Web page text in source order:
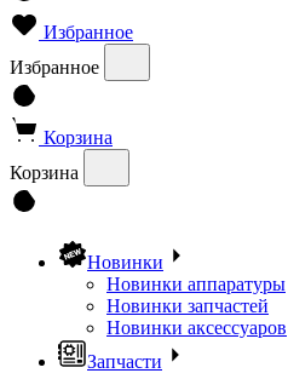
Избранное
Избранное
Корзина
Корзина
Новинки
Новинки аппаратуры
Новинки запчастей
Новинки аксессуаров
Запчасти